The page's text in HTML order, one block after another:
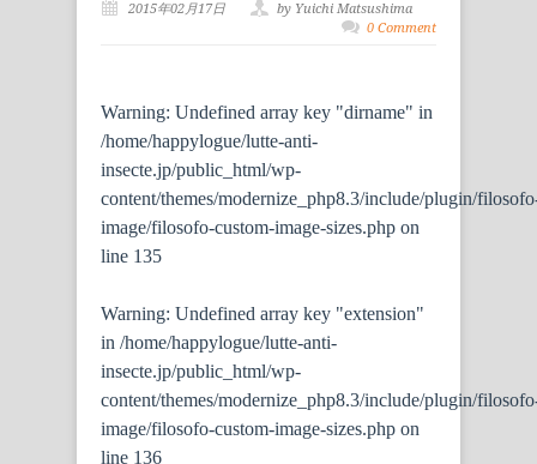
2015年02月17日
by Yuichi Matsushima
0 Comment
Warning: Undefined array key "dirname" in
/home/happylogue/lutte-anti-
insecte.jp/public_html/wp-
content/themes/modernize_php8.3/include/plugin/
image/filosofo-custom-image-sizes.php on
line 135
Warning: Undefined array key "extension"
in /home/happylogue/lutte-anti-
insecte.jp/public_html/wp-
content/themes/modernize_php8.3/include/plugin/
image/filosofo-custom-image-sizes.php on
line 136